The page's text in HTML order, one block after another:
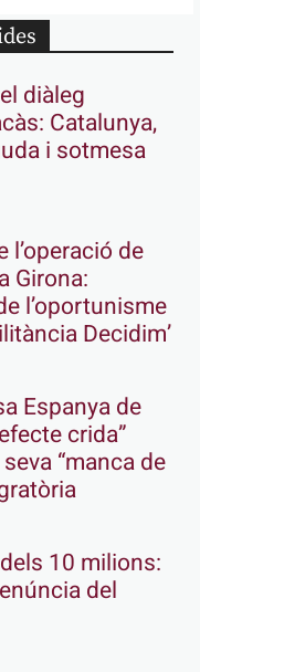
diàleg
Catalunya,
i sotmesa
l’operació de
Girona:
l’oportunisme
Decidim’
Espanya de
crida”
“manca de
10 milions:
del